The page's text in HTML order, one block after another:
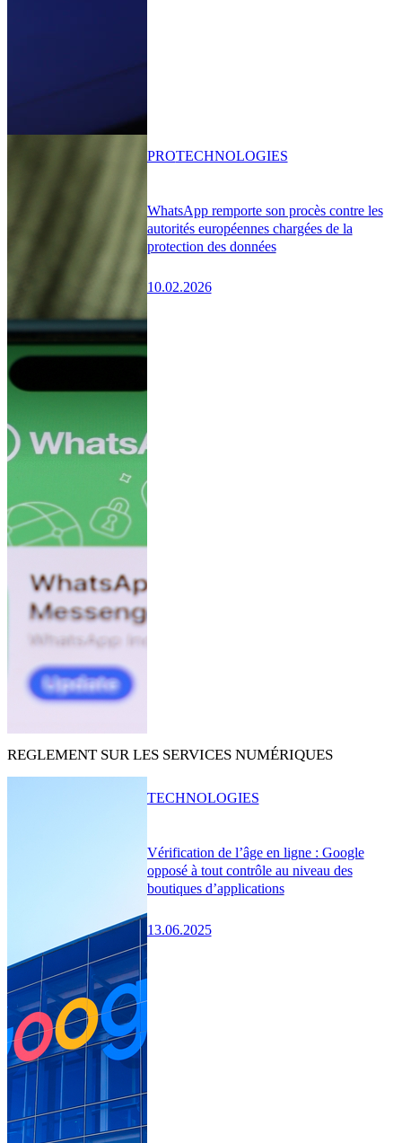
WhatsApp remporte son procès contre les
autorités européennes chargées de la
protection des données
10.02.2026
PROTECHNOLOGIES
REGLEMENT SUR LES SERVICES NUMÉRIQUES
Vérification de l’âge en ligne : Google
opposé à tout contrôle au niveau des
boutiques d’applications
13.06.2025
TECHNOLOGIES